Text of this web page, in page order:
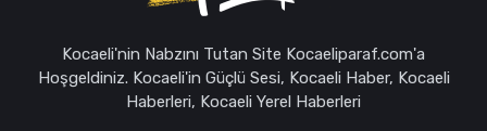
Kocaeli'nin Nabzını Tutan Site Kocaeliparaf.com'a
Hoşgeldiniz. Kocaeli'in Güçlü Sesi, Kocaeli Haber, Kocaeli
Haberleri, Kocaeli Yerel Haberleri